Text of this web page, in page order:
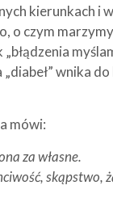
kierunkach i
o czym
wnika
mówi:
za własne.
skąpstwo,